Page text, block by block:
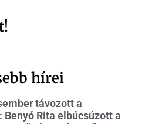
hírei
távozott a
Benyó Rita elbúcsúzott a